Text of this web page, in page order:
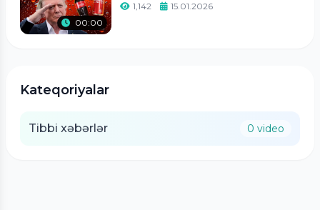
00:00
1,142 15.01.2026
Kateqoriyalar
Tibbi xəbərlər 0 video